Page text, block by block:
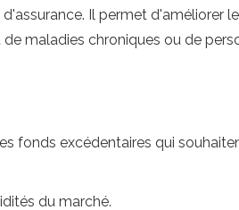
Il permet d'améliorer
maladies chroniques ou de
fonds excédentaires qui
du marché.